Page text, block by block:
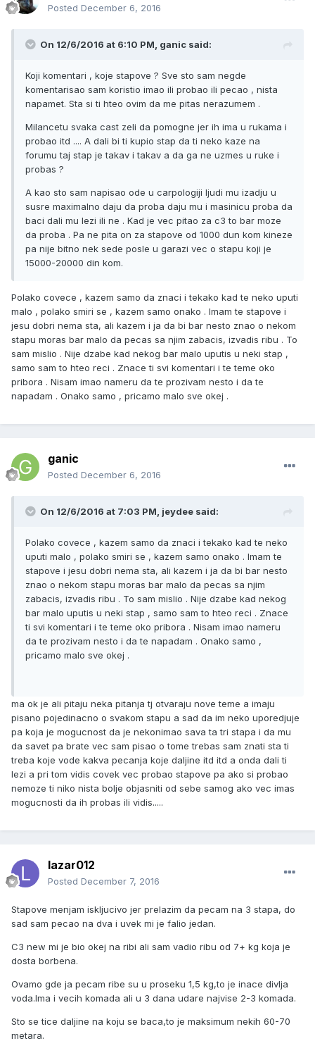
Posted December 6, 2016
On 12/6/2016 at 6:10 PM, ganic said:
Koji komentari , koje stapove ? Sve sto sam negde
komentarisao sam koristio imao ili probao ili pecao , nista
napamet. Sta si ti hteo ovim da me pitas nerazumem .
Milancetu svaka cast zeli da pomogne jer ih ima u rukama i
probao itd .... A dali bi ti kupio stap da ti neko kaze na
forumu taj stap je takav i takav a da ga ne uzmes u ruke i
probas ?
A kao sto sam napisao ode u carpologiji ljudi mu izadju u
susre maximalno daju da proba daju mu i masinicu proba da
baci dali mu lezi ili ne . Kad je vec pitao za c3 to bar moze
da proba . Pa ne pita on za stapove od 1000 dun kom kineze
pa nije bitno nek sede posle u garazi vec o stapu koji je
15000-20000 din kom.
Polako covece , kazem samo da znaci i tekako kad te neko uputi
malo , polako smiri se , kazem samo onako . Imam te stapove i
jesu dobri nema sta, ali kazem i ja da bi bar nesto znao o nekom
stapu moras bar malo da pecas sa njim zabacis, izvadis ribu . To
sam mislio . Nije dzabe kad nekog bar malo uputis u neki stap ,
samo sam to hteo reci . Znace ti svi komentari i te teme oko
pribora . Nisam imao nameru da te prozivam nesto i da te
napadam . Onako samo , pricamo malo sve okej .
ganic
Posted December 6, 2016
On 12/6/2016 at 7:03 PM, jeydee said:
Polako covece , kazem samo da znaci i tekako kad te neko
uputi malo , polako smiri se , kazem samo onako . Imam te
stapove i jesu dobri nema sta, ali kazem i ja da bi bar nesto
znao o nekom stapu moras bar malo da pecas sa njim
zabacis, izvadis ribu . To sam mislio . Nije dzabe kad nekog
bar malo uputis u neki stap , samo sam to hteo reci . Znace
ti svi komentari i te teme oko pribora . Nisam imao nameru
da te prozivam nesto i da te napadam . Onako samo ,
pricamo malo sve okej .
ma ok je ali pitaju neka pitanja tj otvaraju nove teme a imaju
pisano pojedinacno o svakom stapu a sad da im neko uporedjuje
pa koja je mogucnost da je nekonimao sava ta tri stapa i da mu
da savet pa brate vec sam pisao o tome trebas sam znati sta ti
treba koje vode kakva pecanja koje daljine itd itd a onda dali ti
lezi a pri tom vidis covek vec probao stapove pa ako si probao
nemoze ti niko nista bolje objasniti od sebe samog ako vec imas
mogucnosti da ih probas ili vidis.....
lazar012
Posted December 7, 2016
Stapove menjam iskljucivo jer prelazim da pecam na 3 stapa, do
sad sam pecao na dva i uvek mi je falio jedan.
C3 new mi je bio okej na ribi ali sam vadio ribu od 7+ kg koja je
dosta borbena.
Ovamo gde ja pecam ribe su u proseku 1,5 kg,to je inace divlja
voda.Ima i vecih komada ali u 3 dana udare najvise 2-3 komada.
Sto se tice daljine na koju se baca,to je maksimum nekih 60-70
metara.